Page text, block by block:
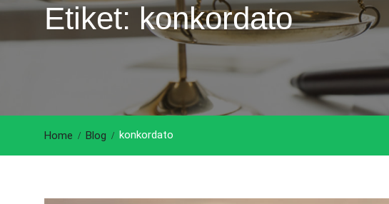
Etiket: konkordato
Home Blog konkordato